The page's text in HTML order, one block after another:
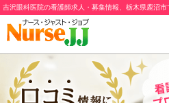
吉沢眼科医院の看護師求人・募集情報、栃木県鹿沼市